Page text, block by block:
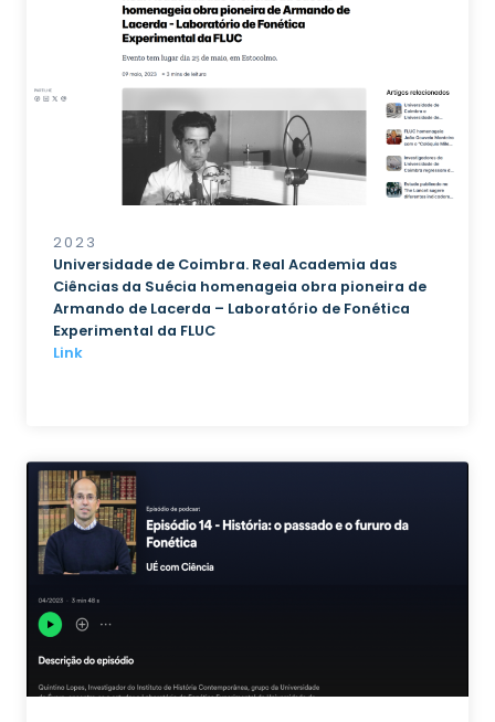
2023
Universidade de Coimbra. Real Academia das
Ciências da Suécia homenageia obra pioneira de
Armando de Lacerda – Laboratório de Fonética
Experimental da FLUC
Link